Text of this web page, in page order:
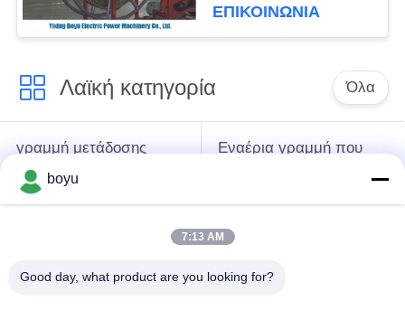
ΕΠΙΚΟΙΝΩΝΊΑ
Λαϊκή κατηγορία Όλα
γραμμή μετάδοσης
που δένει με σπάγγο
τον εξοπλισμό
Εναέρια γραμμή που
εξοπλισμό
συστροφής
boyu
7:13 AM
Good day, what product are you looking for?